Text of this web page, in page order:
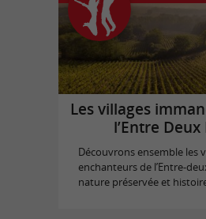
Les villages
l’Entre
Découvrons ensemble les
enchanteurs de l’Entre-
nature préservée et